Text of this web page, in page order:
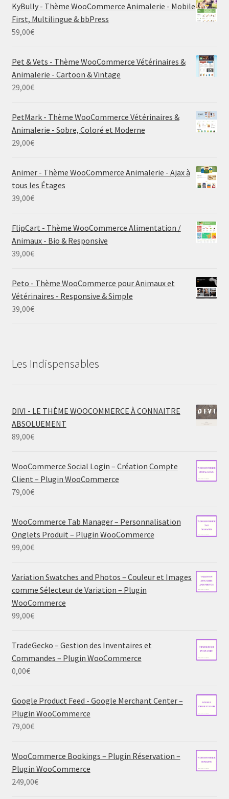
KyBully - Thème WooCommerce Animalerie - Mobile
First, Multilingue & bbPress
59,00€
Pet & Vets - Thème WooCommerce Vétérinaires &
Animalerie - Cartoon & Vintage
29,00€
PetMark - Thème WooCommerce Vétérinaires &
Animalerie - Sobre, Coloré et Moderne
29,00€
Animer - Thème WooCommerce Animalerie - Ajax à
tous les Étages
39,00€
FlipCart - Thème WooCommerce Alimentation /
Animaux - Bio & Responsive
39,00€
Peto - Thème WooCommerce pour Animaux et
Vétérinaires - Responsive & Simple
39,00€
Les Indispensables
DIVI - LE THÈME WOOCOMMERCE À CONNAITRE
ABSOLUEMENT
89,00€
WooCommerce Social Login – Création Compte
Client – Plugin WooCommerce
79,00€
WooCommerce Tab Manager – Personnalisation
Onglets Produit – Plugin WooCommerce
99,00€
Variation Swatches and Photos – Couleur et Images
comme Sélecteur de Variation – Plugin
WooCommerce
99,00€
TradeGecko – Gestion des Inventaires et
Commandes – Plugin WooCommerce
0,00€
Google Product Feed - Google Merchant Center –
Plugin WooCommerce
79,00€
WooCommerce Bookings – Plugin Réservation –
Plugin WooCommerce
249,00€